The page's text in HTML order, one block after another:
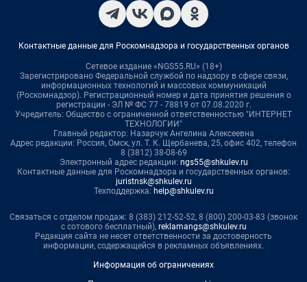
Контактные данные для Роскомнадзора и государственных органов
Сетевое издание «NGS55.RU» (18+)
Зарегистрировано Федеральной службой по надзору в сфере связи,
информационных технологий и массовых коммуникаций
(Роскомнадзор). Регистрационный номер и дата принятия решения о
регистрации - ЭЛ № ФС 77 - 78819 от 07.08.2020 г.
Учредитель: Общество с ограниченной ответственностью "ИНТЕРНЕТ
ТЕХНОЛОГИИ"
Главный редактор: Назарчук Ангелина Алексеевна
Адрес редакции: Россия, Омск, ул. Т. К. Щербанева, 25, офис 402, телефон
8 (3812) 38-08-69
Электронный адрес редакции: ngs55@shkulev.ru
Контактные данные для Роскомнадзора и государственных органов:
juristnsk@shkulev.ru
Техподдержка: help@shkulev.ru
Связаться с отделом продаж: 8 (383) 212-52-52, 8 (800) 200-03-83 (звонок
с сотового бесплатный), reklamangs@shkulev.ru
Редакция сайта не несет ответственности за достоверность
информации, содержащейся в рекламных объявлениях.
Информация об ограничениях